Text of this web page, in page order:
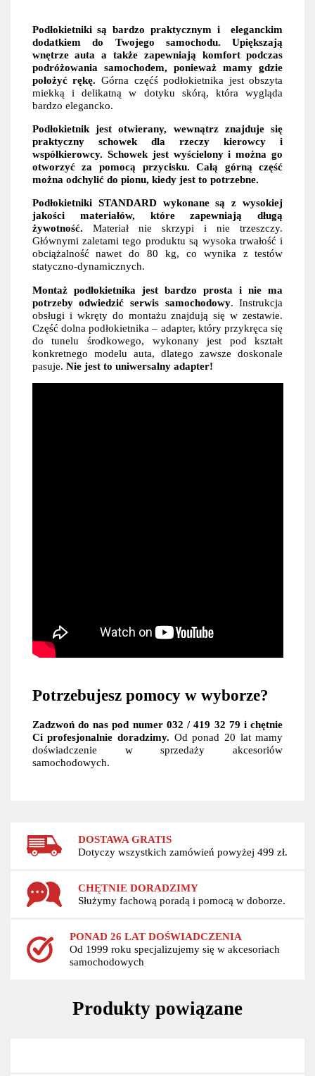
Podłokietniki są bardzo praktycznym i eleganckim
dodatkiem do Twojego samochodu. Upiększają
wnętrze auta a także zapewniają komfort podczas
podróżowania samochodem, ponieważ mamy gdzie
położyć rękę. Górna częćś podłokietnika jest obszyta
miekką i delikatną w dotyku skórą, która wygląda
bardzo elegancko.
Podłokietnik jest otwierany, wewnątrz znajduje się
praktyczny schowek dla rzeczy kierowcy i
współkierowcy. Schowek jest wyścielony i można go
otworzyć za pomocą przycisku. Całą górną część
można odchylić do pionu, kiedy jest to potrzebne.
Podłokietniki STANDARD wykonane są z wysokiej
jakości materiałów, które zapewniają długą
żywotność. Materiał nie skrzypi i nie trzeszczy.
Głównymi zaletami tego produktu są wysoka trwałość i
obciążalność nawet do 80 kg, co wynika z testów
statyczno-dynamicznych.
Montaż podłokietnika jest bardzo prosta i nie ma
potrzeby odwiedzić serwis samochodowy. Instrukcja
obsługi i wkręty do montażu znajdują się w zestawie.
Część dolna podłokietnika – adapter, który przykręca się
do tunelu środkowego, wykonany jest pod kształt
konkretnego modelu auta, dlatego zawsze doskonale
pasuje. Nie jest to uniwersalny adapter!
Potrzebujesz pomocy w wyborze?
Zadzwoń do nas pod numer 032 / 419 32 79 i chętnie
Ci profesjonalnie doradzimy. Od ponad 20 lat mamy
doświadczenie w sprzedaży akcesoriów
samochodowych.
DOSTAWA GRATIS
Dotyczy wszystkich zamówień powyżej 499 zł.
CHĘTNIE DORADZIMY
Służymy fachową poradą i pomocą w doborze.
PONAD 26 LAT DOŚWIADCZENIA
Od 1999 roku specjalizujemy się w akcesoriach
samochodowych
Produkty powiązane